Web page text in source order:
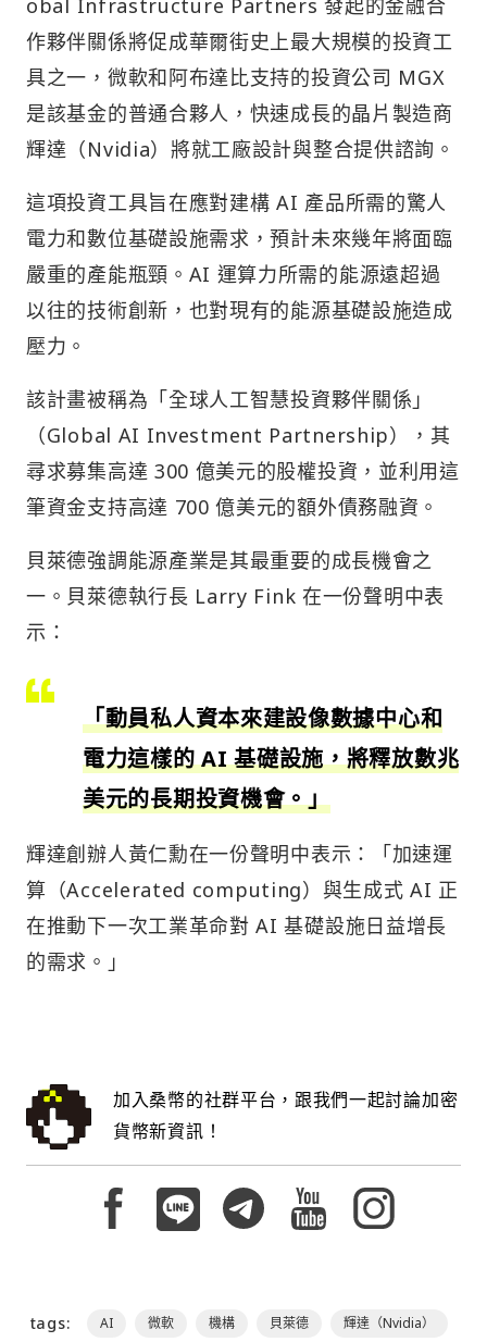
obal Infrastructure Partners 發起的金融合
作夥伴關係將促成華爾街史上最大規模的投資工
具之一，微軟和阿布達比支持的投資公司 MGX
是該基金的普通合夥人，快速成長的晶片製造商
輝達（Nvidia）將就工廠設計與整合提供諮詢。
這項投資工具旨在應對建構 AI 產品所需的驚人
電力和數位基礎設施需求，預計未來幾年將面臨
嚴重的產能瓶頸。AI 運算力所需的能源遠超過
以往的技術創新，也對現有的能源基礎設施造成
壓力。
該計畫被稱為「全球人工智慧投資夥伴關係」
（Global AI Investment Partnership），其
尋求募集高達 300 億美元的股權投資，並利用這
筆資金支持高達 700 億美元的額外債務融資。
貝萊德強調能源產業是其最重要的成長機會之
一。貝萊德執行長 Larry Fink 在一份聲明中表
示：
「動員私人資本來建設像數據中心和
電力這樣的 AI 基礎設施，將釋放數兆
美元的長期投資機會。」
輝達創辦人黃仁勳在一份聲明中表示：「加速運
算（Accelerated computing）與生成式 AI 正
在推動下一次工業革命對 AI 基礎設施日益增長
的需求。」
加入桑幣的社群平台，跟我們一起討論加密
貨幣新資訊！
tags: AI 微軟 機構 貝萊德 輝達（Nvidia）